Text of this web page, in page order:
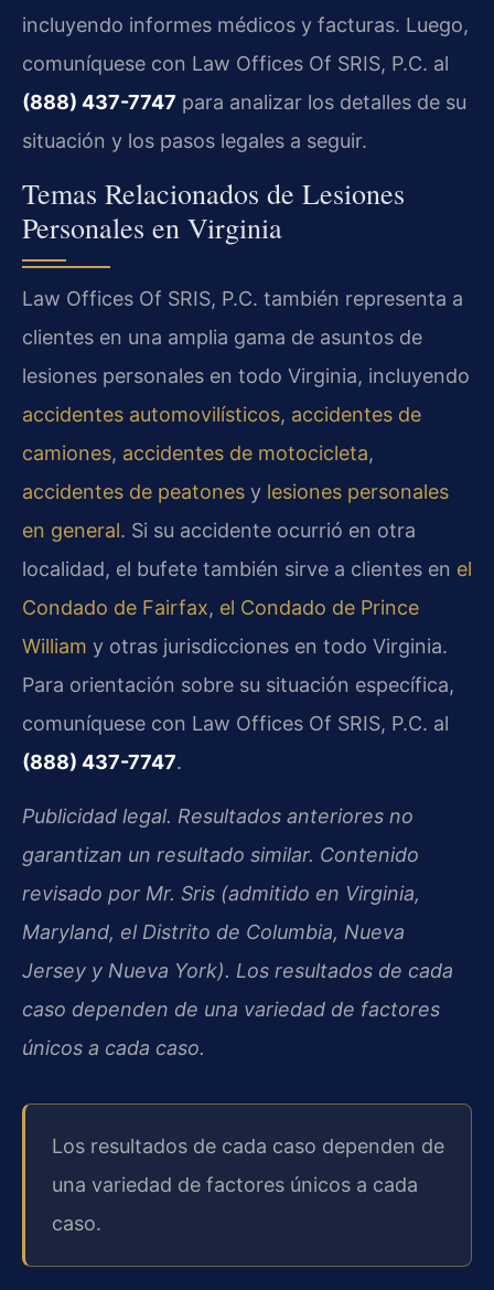
incluyendo informes médicos y facturas. Luego,
comuníquese con Law Offices Of SRIS, P.C. al
(888) 437-7747 para analizar los detalles de su
situación y los pasos legales a seguir.
Temas Relacionados de Lesiones
Personales en Virginia
Law Offices Of SRIS, P.C. también representa a
clientes en una amplia gama de asuntos de
lesiones personales en todo Virginia, incluyendo
accidentes automovilísticos, accidentes de
camiones, accidentes de motocicleta,
accidentes de peatones y lesiones personales
en general. Si su accidente ocurrió en otra
localidad, el bufete también sirve a clientes en el
Condado de Fairfax, el Condado de Prince
William y otras jurisdicciones en todo Virginia.
Para orientación sobre su situación específica,
comuníquese con Law Offices Of SRIS, P.C. al
(888) 437-7747.
Publicidad legal. Resultados anteriores no
garantizan un resultado similar. Contenido
revisado por Mr. Sris (admitido en Virginia,
Maryland, el Distrito de Columbia, Nueva
Jersey y Nueva York). Los resultados de cada
caso dependen de una variedad de factores
únicos a cada caso.
Los resultados de cada caso dependen de
una variedad de factores únicos a cada
caso.